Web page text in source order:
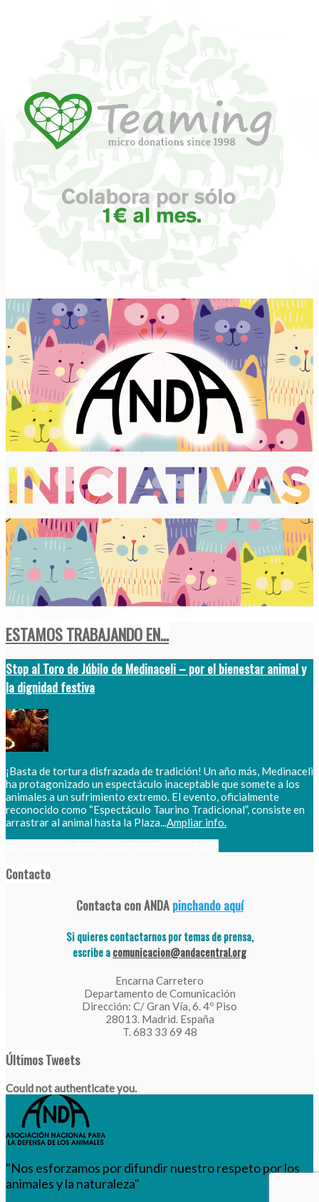
ESTAMOS TRABAJANDO EN...
Stop al Toro de Júbilo de Medinaceli – por el bienestar animal y
la dignidad festiva
¡Basta de tortura disfrazada de tradición! Un año más, Medinaceli
ha protagonizado un espectáculo inaceptable que somete a los
animales a un sufrimiento extremo. El evento, oficialmente
reconocido como “Espectáculo Taurino Tradicional”, consiste en
arrastrar al animal hasta la Plaza...Ampliar info.
Contacto
Contacta con ANDApinchando aquí
Si quieres contactarnos por temas de prensa,
escribe acomunicacion@andacentral.org
Encarna Carretero
Departamento de Comunicación
Dirección: C/ Gran Vía, 6. 4º Piso
28013. Madrid. España
T. 683 33 69 48
Últimos Tweets
Could not authenticate you.
"Nos esforzamos por difundir nuestro respeto por los
animales y la naturaleza"